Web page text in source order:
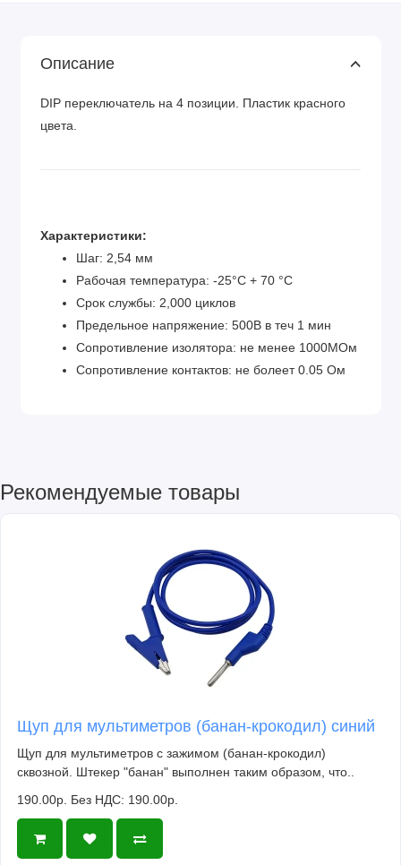
Описание
DIP переключатель на 4 позиции. Пластик красного
цвета.
Характеристики:
Шаг: 2,54 мм
Рабочая температура: -25°C + 70 °C
Срок службы: 2,000 циклов
Предельное напряжение: 500В в теч 1 мин
Сопротивление изолятора: не менее 1000МОм
Сопротивление контактов: не болеет 0.05 Ом
Рекомендуемые товары
Щуп для мультиметров (банан-крокодил) синий
Щуп для мультиметров с зажимом (банан-крокодил)
сквозной. Штекер "банан" выполнен таким образом, что..
190.00р. Без НДС: 190.00р.